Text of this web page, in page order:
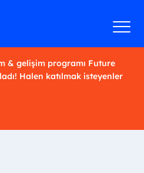
& gelişim programı Future
Halen katılmak isteyenler